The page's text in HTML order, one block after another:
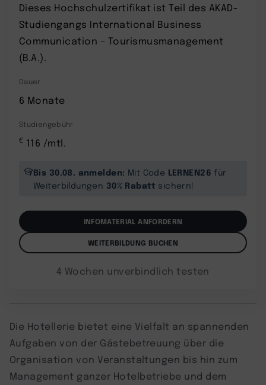
Dieses Hochschulzertifikat ist Teil des AKAD-
Studiengangs International Business
Communication – Tourismusmanagement
(B.A.).
Dauer
6 Monate
Studiengebühr
€ 116 /mtl.
Bis 30.08. anmelden: Mit Code LERNEN26 für
Weiterbildungen 30% Rabatt sichern!
INFOMATERIAL ANFORDERN
WEITERBILDUNG BUCHEN
4 Wochen unverbindlich testen
Die Hotellerie bietet eine Vielfalt an spannenden
Aufgaben von der Gästebetreuung über die
Organisation von Veranstaltungen bis hin zum
Management ganzer Hotelbetriebe und dem